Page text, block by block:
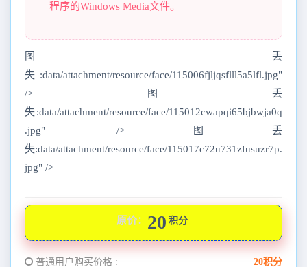
程序的Windows Media文件。
图丢
失:data/attachment/resource/face/115006fjljqsflll5a5lfl.jpg"
/>图丢
失:data/attachment/resource/face/115012cwapqi65bjbwja0q
.jpg" />图丢
失:data/attachment/resource/face/115017c72u731zfusuzr7p.
jpg" />
原价： 20 积分
普通用户购买价格 : 20积分